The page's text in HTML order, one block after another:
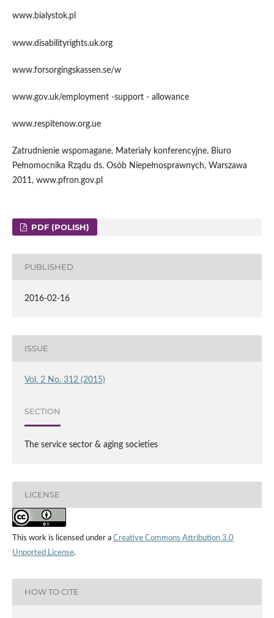
www.bialystok.pl
www.disabilityrights.uk.org
www.forsorgingskassen.se/w
www.gov.uk/employment -support - allowance
www.respitenow.org.ue
Zatrudnienie wspomagane. Materiały konferencyjne. Biuro
Pełnomocnika Rządu ds. Osób Niepełnosprawnych, Warszawa
2011, www.pfron.gov.pl
PDF (POLISH)
PUBLISHED
2016-02-16
ISSUE
Vol. 2 No. 312 (2015)
SECTION
The service sector & aging societies
LICENSE
This work is licensed under a Creative Commons Attribution 3.0
Unported License.
HOW TO CITE